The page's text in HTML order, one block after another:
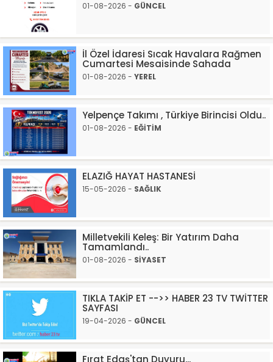
01-08-2026 - GÜNCEL
İl Özel İdaresi Sıcak Havalara Rağmen
Cumartesi Mesaisinde Sahada
01-08-2026 - YEREL
Yelpençe Takımı , Türkiye Birincisi Oldu..
01-08-2026 - EĞİTİM
ELAZIĞ HAYAT HASTANESİ
15-05-2026 - SAĞLIK
Milletvekili Keleş: Bir Yatırım Daha
Tamamlandı..
01-08-2026 - SİYASET
TIKLA TAKİP ET -->> HABER 23 TV TWİTTER
SAYFASI
19-04-2026 - GÜNCEL
Fırat Edaş'tan Duyuru...